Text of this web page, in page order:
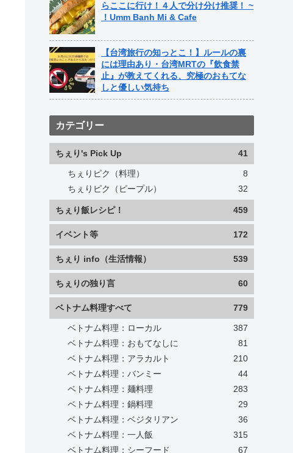
らここに行け！４人で分け分け推奨！ ~
！Umm Banh Mi & Cafe
【台湾旅行の知っとこ！】ルールの裏
には理由あり・台湾MRTの『飲食禁
止』が教えてくれる、究極のおもてな
しと優しい気持ち
カテゴリー
ちぇり's Pick Up 41
ちぇりピク（料理）
8
ちぇりピク（ピープル）
32
ちぇり飯レシピ！ 459
イベント等 172
ちぇり info（生活情報） 539
ちぇりの独り言 60
ベトナム料理すべて 779
ベトナム料理：ローカル
387
ベトナム料理：おもてなしに
81
ベトナム料理：アラカルト
210
ベトナム料理：バンミー
44
ベトナム料理：麺料理
283
ベトナム料理：鍋料理
29
ベトナム料理：ベジタリアン
36
ベトナム料理：一人飯
315
ベトナム料理：シーフード
67